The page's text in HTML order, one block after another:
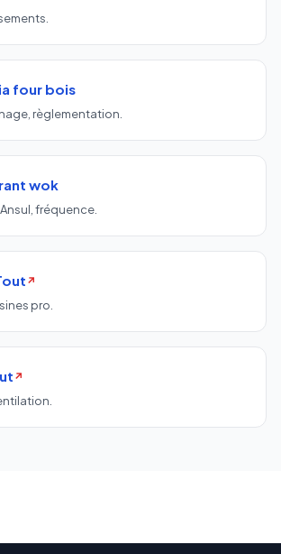
four bois
règlementation.
wok
fréquence.
↗
pro.
↗